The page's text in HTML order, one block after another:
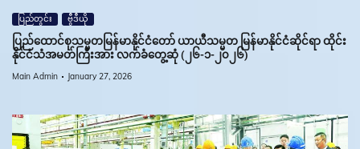
ပြည်တွင်း ဗွီဒီယို
ပြည်ထောင်စုသမ္မတမြန်မာနိုင်ငံတော် ယာယီသမ္မတ မြန်မာနိုင်ငံဆိုင်ရာ ထိုင်း
နိုင်ငံသံအမတ်ကြီးအား လက်ခံတွေ့ဆုံ (၂၆-၁-၂၀၂၆)
Main Admin January 27, 2026